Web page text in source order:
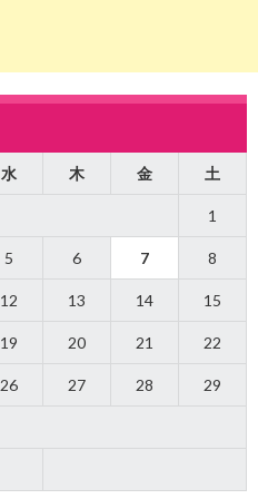
水 木 金 土
1
5 6 7 8
12 13 14 15
19 20 21 22
26 27 28 29